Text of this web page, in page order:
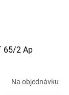
65/2 Ap
Na objednávku